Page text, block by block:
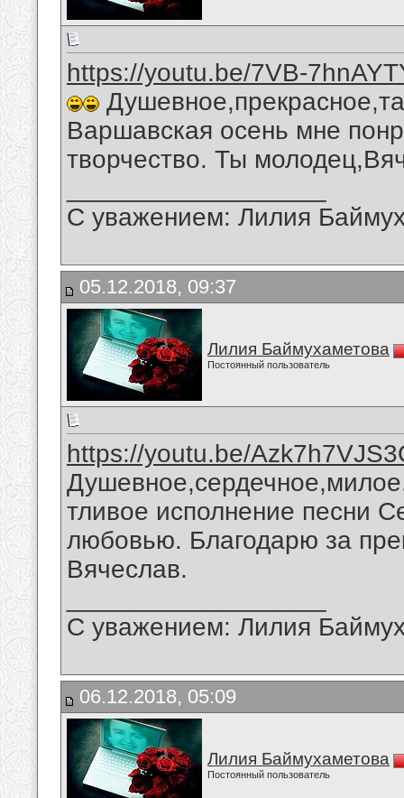
https://youtu.be/7VB-
Варшавская осень мне
творчество. Ты
С уважением: Лилия
05.12.2018, 09:37
Лилия Баймухаметова
Постоянный пользователь
https://youtu.be/
тливое исполнение песни
любовью. Благодарю за
Вячеслав.
С уважением: Лилия
06.12.2018, 05:09
Лилия Баймухаметова
Постоянный пользователь